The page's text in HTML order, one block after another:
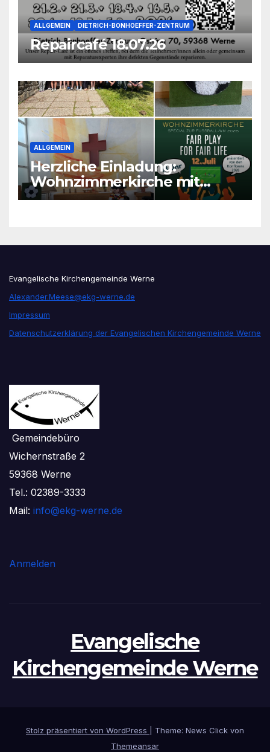
ALLGEMEIN DIETRICH-BONHOEFFER-ZENTRUM
Repaircafé 18.07.26
ALLGEMEIN
Herzliche Einladung:
Wohnzimmerkirche mit
unseren Konfis
Evangelische Kirchengemeinde Werne
Alexander.Meese@ekg-werne.de
Impressum
Datenschutzerklärung der Evangelischen Kirchengemeinde Werne
Gemeindebüro
Wichernstraße 2
59368 Werne
Tel.: 02389-3333
Mail: info@ekg-werne.de
Anmelden
Evangelische
Kirchengemeinde Werne
Stolz präsentiert von WordPress
Theme: News Click von
Themeansar